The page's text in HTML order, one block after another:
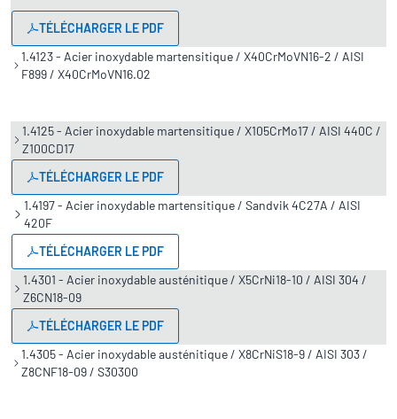
TÉLÉCHARGER LE PDF
1.4123 - Acier inoxydable martensitique / X40CrMoVN16-2 / AISI
F899 / X40CrMoVN16.02
1.4125 - Acier inoxydable martensitique / X105CrMo17 / AISI 440C /
Z100CD17
TÉLÉCHARGER LE PDF
1.4197 - Acier inoxydable martensitique / Sandvik 4C27A / AISI
420F
TÉLÉCHARGER LE PDF
1.4301 - Acier inoxydable austénitique / X5CrNi18-10 / AISI 304 /
Z6CN18-09
TÉLÉCHARGER LE PDF
1.4305 - Acier inoxydable austénitique / X8CrNiS18-9 / AISI 303 /
Z8CNF18-09 / S30300